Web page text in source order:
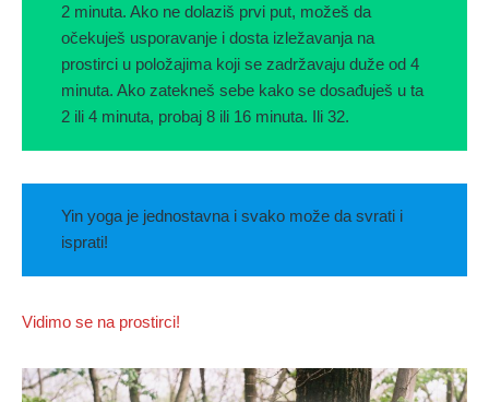
2 minuta. Ako ne dolaziš prvi put, možeš da
očekuješ usporavanje i dosta izležavanja na
prostirci u položajima koji se zadržavaju duže od 4
minuta. Ako zatekneš sebe kako se dosađuješ u ta
2 ili 4 minuta, probaj 8 ili 16 minuta. Ili 32.
Yin yoga je jednostavna i svako može da svrati i
isprati!
Vidimo se na prostirci!